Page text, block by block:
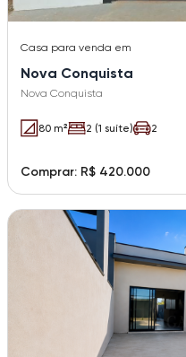
Casa para venda em
Nova Conquista
Nova Conquista
80 m² 2 (1 suíte) 2
Comprar: R$ 420.000